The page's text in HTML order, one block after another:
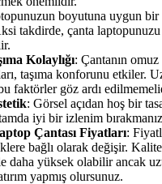
boyutuna uygun bir
takdirde, çanta
Kolaylığı: Çantanın omuz
taşıma konforunu etkiler.
faktörler göz ardı
: Görsel açıdan hoş bir
iyi bir izlenim
Çantası Fiyatları:
bağlı olarak değişir.
daha yüksek olabilir ancak
yapmış olursunuz.